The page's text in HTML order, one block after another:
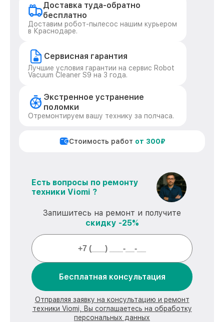
Доставка туда-обратно
бесплатно
Доставим робот-пылесос нашим курьером
в Краснодаре.
Сервисная гарантия
Лучшие условия гарантии на сервис Robot
Vacuum Cleaner S9 на 3 года.
Экстренное устранение
поломки
Отремонтируем вашу технику за полчаса.
Стоимость работ от 300₽
Есть вопросы по ремонту
техники Viomi ?
Запишитесь на ремонт и получите
скидку -25%
Бесплатная консультация
Отправляя заявку на консультацию и ремонт
техники Viomi, Вы соглашаетесь на обработку
персональных данных